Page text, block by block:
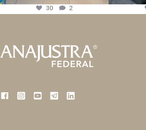
30 2